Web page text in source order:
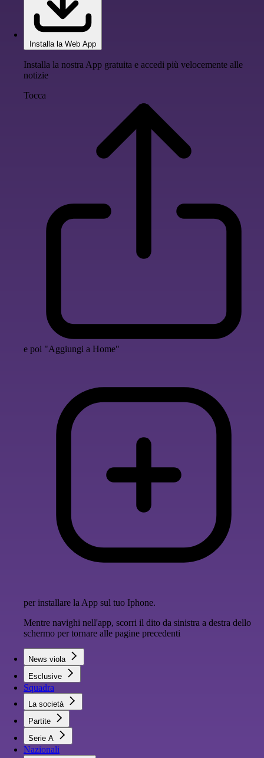
Installa la Web App
Installa la nostra App gratuita e accedi più velocemente alle
notizie
Tocca
e poi "Aggiungi a Home"
per installare la App sul tuo Iphone.
Mentre navighi nell'app, scorri il dito da sinistra a destra dello
schermo per tornare alle pagine precedenti
News viola
Esclusive
Squadra
La società
Partite
Serie A
Nazionali